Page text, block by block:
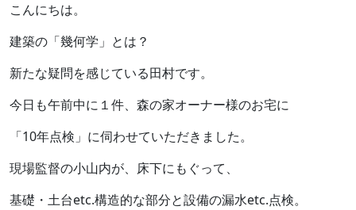
こんにちは。
建築の「幾何学」とは？
新たな疑問を感じている田村です。
今日も午前中に１件、森の家オーナー様のお宅に
「10年点検」に伺わせていただきました。
現場監督の小山内が、床下にもぐって、
基礎・土台etc.構造的な部分と設備の漏水etc.点検。